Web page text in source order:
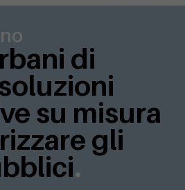
di
su misura
gli
.